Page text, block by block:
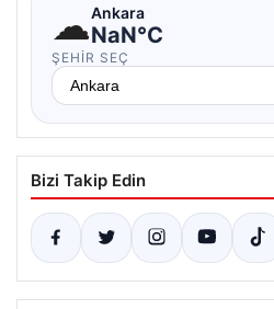
☁Ankara
NaN°C
ŞEHIR SEÇ
Bizi Takip Edin